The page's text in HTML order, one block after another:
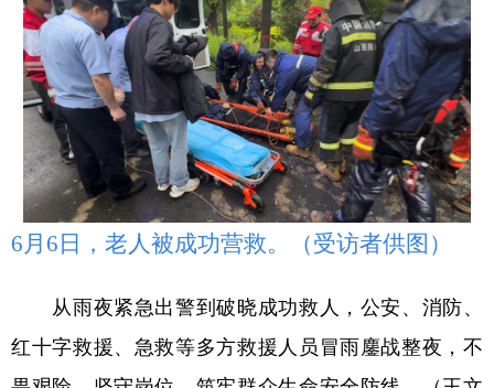
6月6日，老人被成功营救。（受访者供图）
从雨夜紧急出警到破晓成功救人，公安、消防、
红十字救援、急救等多方救援人员冒雨鏖战整夜，不